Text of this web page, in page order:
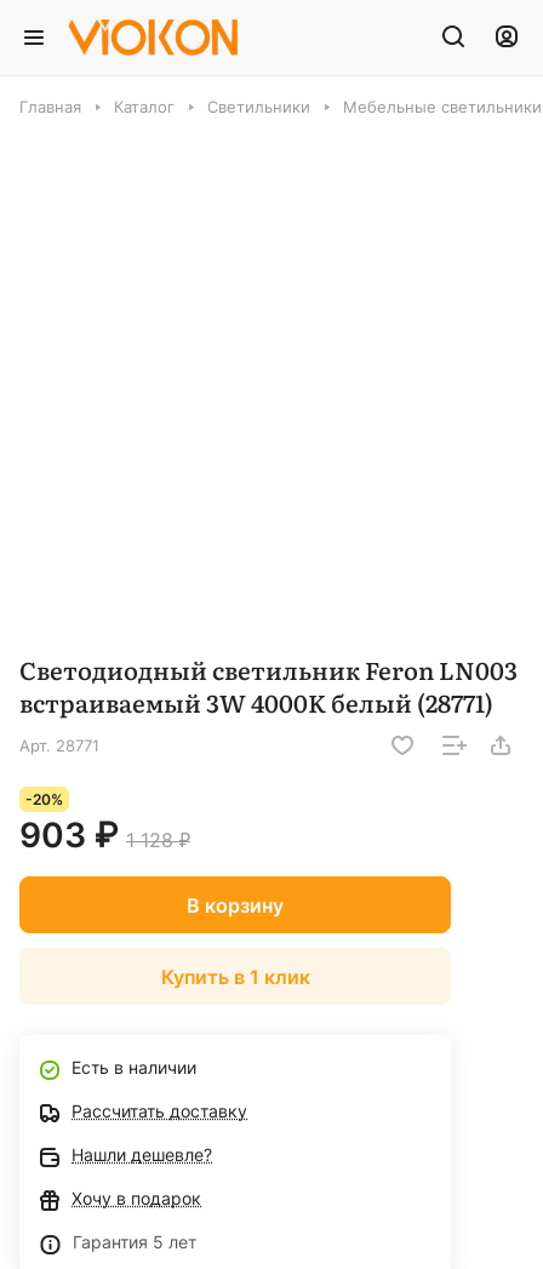
Главная Каталог Светильники Мебельные светильники
Светодиодный светильник Feron LN003
встраиваемый 3W 4000K белый (28771)
Арт. 28771
-20%
903 ₽ 1 128 ₽
В корзину
Купить в 1 клик
Есть в наличии
Рассчитать доставку
Нашли дешевле?
Хочу в подарок
Гарантия 5 лет